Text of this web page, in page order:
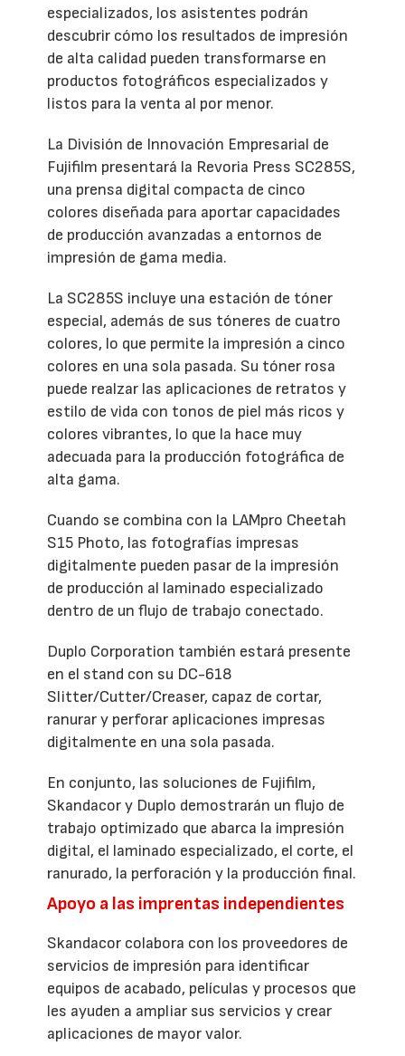
especializados, los asistentes podrán
descubrir cómo los resultados de impresión
de alta calidad pueden transformarse en
productos fotográficos especializados y
listos para la venta al por menor.
La División de Innovación Empresarial de
Fujifilm presentará la Revoria Press SC285S,
una prensa digital compacta de cinco
colores diseñada para aportar capacidades
de producción avanzadas a entornos de
impresión de gama media.
La SC285S incluye una estación de tóner
especial, además de sus tóneres de cuatro
colores, lo que permite la impresión a cinco
colores en una sola pasada. Su tóner rosa
puede realzar las aplicaciones de retratos y
estilo de vida con tonos de piel más ricos y
colores vibrantes, lo que la hace muy
adecuada para la producción fotográfica de
alta gama.
Cuando se combina con la LAMpro Cheetah
S15 Photo, las fotografías impresas
digitalmente pueden pasar de la impresión
de producción al laminado especializado
dentro de un flujo de trabajo conectado.
Duplo Corporation también estará presente
en el stand con su DC-618
Slitter/Cutter/Creaser, capaz de cortar,
ranurar y perforar aplicaciones impresas
digitalmente en una sola pasada.
En conjunto, las soluciones de Fujifilm,
Skandacor y Duplo demostrarán un flujo de
trabajo optimizado que abarca la impresión
digital, el laminado especializado, el corte, el
ranurado, la perforación y la producción final.
Apoyo a las imprentas independientes
Skandacor colabora con los proveedores de
servicios de impresión para identificar
equipos de acabado, películas y procesos que
les ayuden a ampliar sus servicios y crear
aplicaciones de mayor valor.